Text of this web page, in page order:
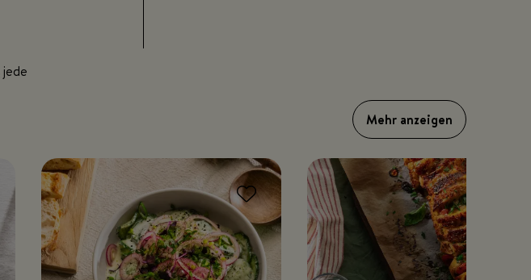
jede
Mehr anzeigen